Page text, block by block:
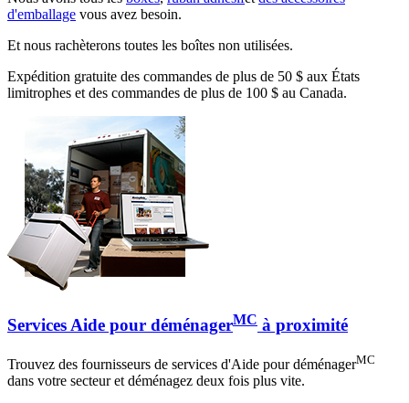
d'emballage vous avez besoin.
Et nous rachèterons toutes les boîtes non utilisées.
Expédition gratuite des commandes de plus de 50 $ aux États
limitrophes et des commandes de plus de 100 $ au Canada.
Services Aide pour déménagerMC à proximité
Trouvez des fournisseurs de services d'Aide pour déménagerMC
dans votre secteur et déménagez deux fois plus vite.